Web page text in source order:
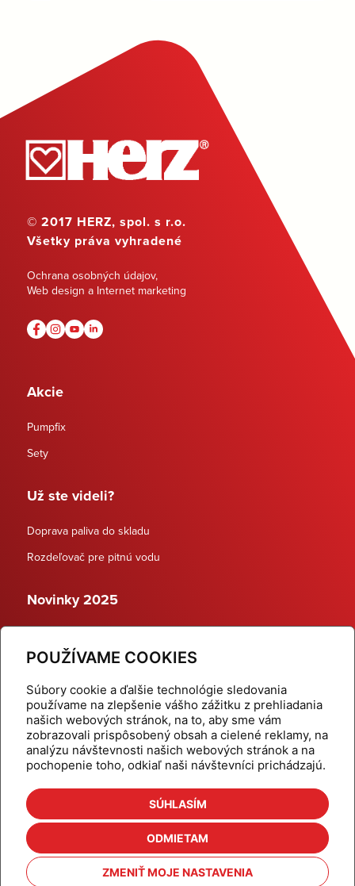
POUŽÍVAME COOKIES
Súbory cookie a ďalšie technológie sledovania
používame na zlepšenie vášho zážitku z prehliadania
našich webových stránok, na to, aby sme vám
zobrazovali prispôsobený obsah a cielené reklamy, na
analýzu návštevnosti našich webových stránok a na
pochopenie toho, odkiaľ naši návštevníci prichádzajú.
SÚHLASÍM
ODMIETAM
ZMENIŤ MOJE NASTAVENIA
© 2017 HERZ, spol. s r.o.
Všetky práva vyhradené
Ochrana osobných údajov,
Web design a Internet marketing
Akcie
Pumpfix
Sety
Už ste videli?
Doprava paliva do skladu
Rozdeľovač pre pitnú vodu
Novinky 2025
Dynamické termostatické ventily
Domov
Produkty
Aktuality
Odber šikovné tipy
Kalkulačky
Cenníky
Na stiahnutie
Referencie
Kontakt